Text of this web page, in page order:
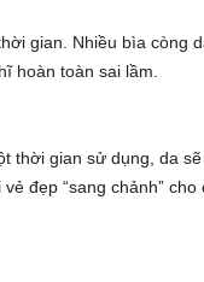
gian. Nhiều bìa còng
hoàn toàn sai lầm.
thời gian sử dụng, da
đẹp “sang chảnh”